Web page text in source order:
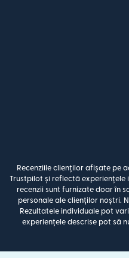
Recenziile clienților afișate pe
Trustpilot și reflectă experiențele
recenzii sunt furnizate doar în
personale ale clienților noștri.
Rezultatele individuale pot
experiențele descrise pot să